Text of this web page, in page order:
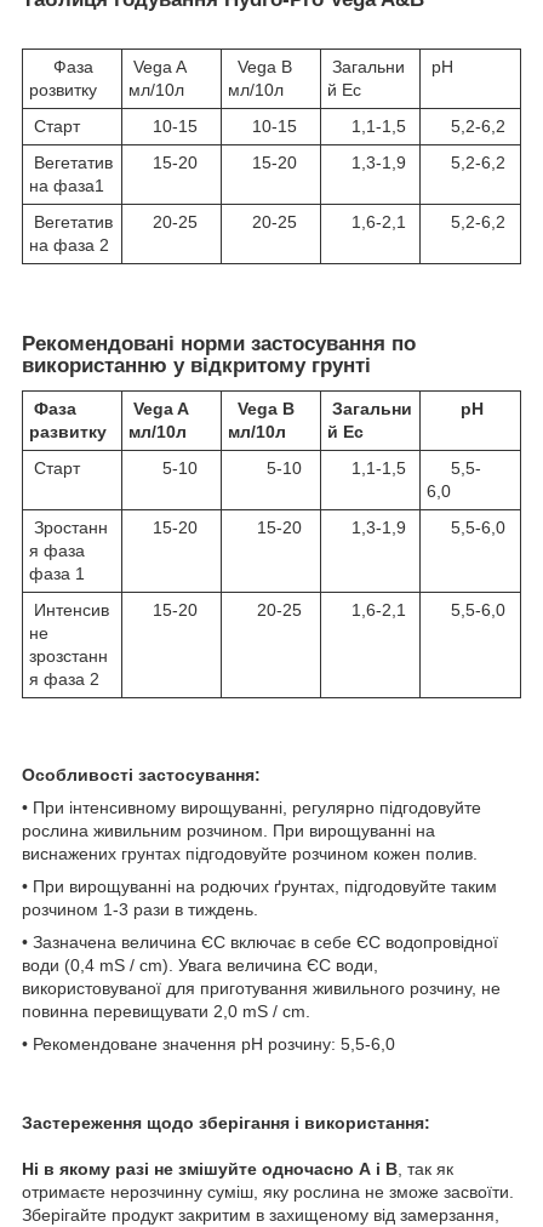
Фаза
розвитку
Vega A
мл/10л
Vega B
мл/10л
Загальни
й Ec
pH
Старт 10-15 10-15 1,1-1,5
5,2-6,2
Вегетатив
на фаза1
15-20 15-20 1,3-1,9 5,2-6,2
Вегетатив
на фаза 2
20-25 20-25 1,6-2,1 5,2-6,2
Рекомендовані норми застосування по
використанню у відкритому грунті
Фаза
развитку
Vega A
мл/10л
Vega B
мл/10л
Загальни
й Ec
pH
Старт 5-10 5-10 1,1-1,5
5,5-
6,0
Зростанн
я фаза
фаза 1
15-20 15-20 1,3-1,9 5,5-6,0
Интенсив
не
зрозстанн
я фаза 2
15-20 20-25 1,6-2,1 5,5-6,0
Особливості застосування:
• При інтенсивному вирощуванні, регулярно підгодовуйте
рослина живильним розчином. При вирощуванні на
виснажених грунтах підгодовуйте розчином кожен полив.
• При вирощуванні на родючих ґрунтах, підгодовуйте таким
розчином 1-3 рази в тиждень.
• Зазначена величина ЄС включає в себе ЄС водопровідної
води (0,4 mS / cm). Увага величина ЄС води,
використовуваної для приготування живильного розчину, не
повинна перевищувати 2,0 mS / cm.
• Рекомендоване значення pH розчину: 5,5-6,0
Застереження щодо зберігання і використання:
Ні в якому разі не змішуйте одночасно А і В, так як
отримаєте нерозчинну суміш, яку рослина не зможе засвоїти.
Зберігайте продукт закритим в захищеному від замерзання,